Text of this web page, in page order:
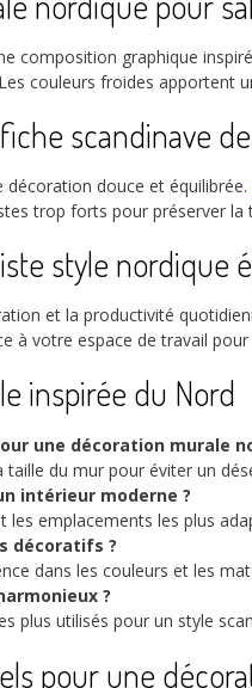
composition graphique
couleurs froides
scandinave
décoration douce et équilibrée.
trop forts pour préserver
style nordique
et la productivité
à votre espace de travail
inspirée du Nord
une décoration murale
du mur pour éviter un
intérieur moderne ?
emplacements les plus
décoratifs ?
dans les couleurs et les
?
plus utilisés pour un style
pour une